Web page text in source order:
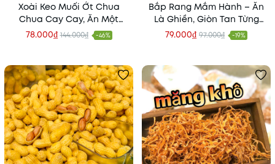
Xoài Keo Muối Ớt Chua
Chua Cay Cay, Ăn Một
Miếng Là Ghiền
78.000₫ 144.000₫ -46%
Bắp Rang Mắm Hành – Ăn
Là Ghiền, Giòn Tan Từng
Hạt
79.000₫ 97.000₫ -19%